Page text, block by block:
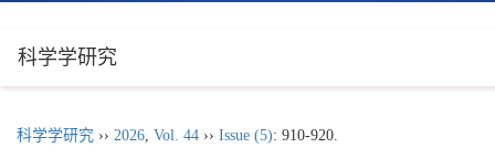
科学学研究
科学学研究 ›› 2026, Vol. 44 ›› Issue (5): 910-920.